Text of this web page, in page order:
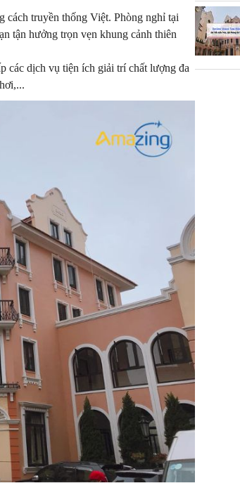
cách truyền thống Việt. Phòng nghỉ tại
tận hưởng trọn vẹn khung cảnh thiên
các dịch vụ tiện ích giải trí chất lượng đa